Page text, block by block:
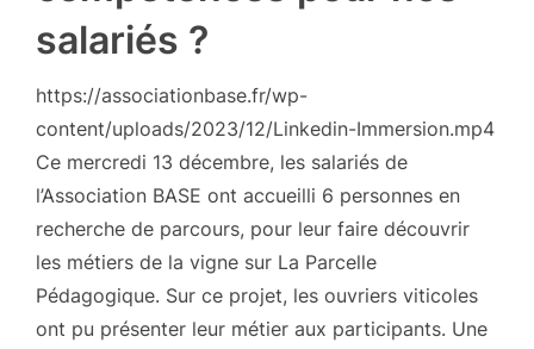
salariés ?
https://associationbase.fr/wp-
content/uploads/2023/12/Linkedin-Immersion.mp4
Ce mercredi 13 décembre, les salariés de
l’Association BASE ont accueilli 6 personnes en
recherche de parcours, pour leur faire découvrir
les métiers de la vigne sur La Parcelle
Pédagogique. Sur ce projet, les ouvriers viticoles
ont pu présenter leur métier aux participants. Une